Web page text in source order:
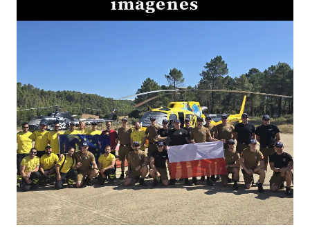
imágenes